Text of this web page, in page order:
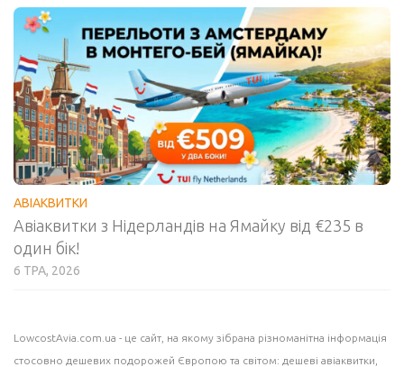
АВІАКВИТКИ
Авіаквитки з Нідерландів на Ямайку від €235 в
один бік!
6 ТРА, 2026
LowcostAvia.com.ua - це сайт, на якому зібрана різноманітна інформація
стосовно дешевих подорожей Європою та світом: дешеві авіаквитки